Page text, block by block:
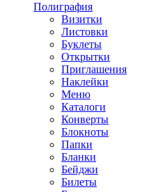
Полиграфия
Визитки
Листовки
Буклеты
Открытки
Приглашения
Наклейки
Меню
Каталоги
Конверты
Блокноты
Папки
Бланки
Бейджи
Билеты